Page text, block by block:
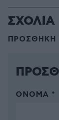
ΣΧΟΛΙΑ
ΠΡΟΣΘΗΚΗ
ΌΝΟΜΑ *